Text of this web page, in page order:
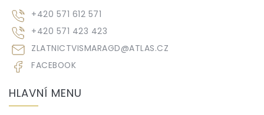
ZLATNICTVISMARAGD@ATLAS.CZ
+420 571 612 571
+420 571 423 423
FACEBOOK
HLAVNÍ MENU